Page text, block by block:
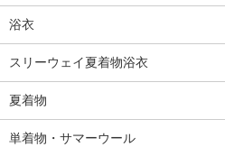
浴衣
スリーウェイ夏着物浴衣
夏着物
単着物・サマーウール